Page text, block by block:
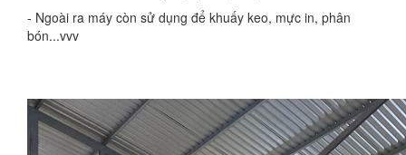
- Ngoài ra máy còn sử dụng để khuấy keo, mực in, phân
bón...vvv